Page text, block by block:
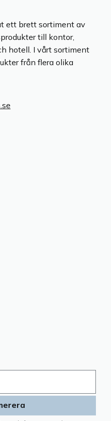
ett brett sortiment av
till kontor,
hotell. I vårt sortiment
från flera olika